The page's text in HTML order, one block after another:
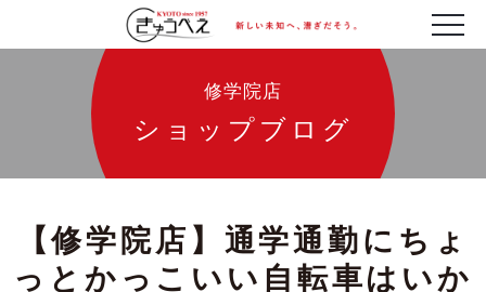
修学院店
ショップブログ
【修学院店】通学通勤にちょ
っとかっこいい自転車はいか